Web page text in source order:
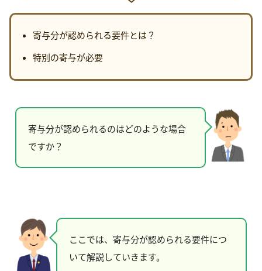
寄与分が認められる要件とは？
特別の寄与が必要
寄与分が認められるのはどのような場合
ですか？
ここでは、寄与分が認められる要件につ
いて解説していきます。